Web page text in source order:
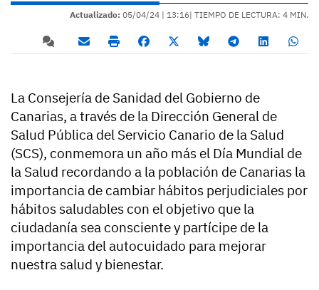
Actualizado: 05/04/24 | 13:16| TIEMPO DE LECTURA: 4 MIN.
La Consejería de Sanidad del Gobierno de
Canarias, a través de la Dirección General de
Salud Pública del Servicio Canario de la Salud
(SCS), conmemora un año más el Día Mundial de
la Salud recordando a la población de Canarias la
importancia de cambiar hábitos perjudiciales por
hábitos saludables con el objetivo que la
ciudadanía sea consciente y partícipe de la
importancia del autocuidado para mejorar
nuestra salud y bienestar.